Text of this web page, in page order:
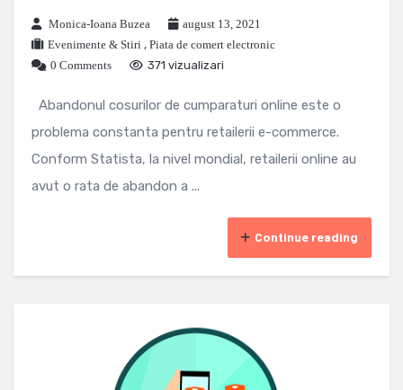
Monica-Ioana Buzea
august 13, 2021
Evenimente & Stiri , Piata de comert electronic
0 Comments
371 vizualizari
Abandonul cosurilor de cumparaturi online este o
problema constanta pentru retailerii e-commerce.
Conform Statista, la nivel mondial, retailerii online au
avut o rata de abandon a ...
Continue reading